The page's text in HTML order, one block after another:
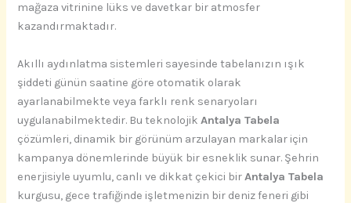
mağaza vitrinine lüks ve davetkar bir atmosfer
kazandırmaktadır.
Akıllı aydınlatma sistemleri sayesinde tabelanızın ışık
şiddeti günün saatine göre otomatik olarak
ayarlanabilmekte veya farklı renk senaryoları
uygulanabilmektedir. Bu teknolojikAntalya Tabela
çözümleri, dinamik bir görünüm arzulayan markalar için
kampanya dönemlerinde büyük bir esneklik sunar. Şehrin
enerjisiyle uyumlu, canlı ve dikkat çekici birAntalya Tabela
kurgusu, gece trafiğinde işletmenizin bir deniz feneri gibi